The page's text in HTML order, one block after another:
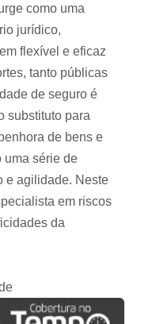
como uma
jurídico,
flexível e eficaz
tanto públicas
de seguro é
substituto para
de bens e
uma série de
e agilidade. Neste
em riscos
da